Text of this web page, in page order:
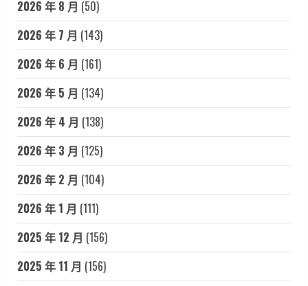
2026 年 8 月 (50)
2026 年 7 月 (143)
2026 年 6 月 (161)
2026 年 5 月 (134)
2026 年 4 月 (138)
2026 年 3 月 (125)
2026 年 2 月 (104)
2026 年 1 月 (111)
2025 年 12 月 (156)
2025 年 11 月 (156)